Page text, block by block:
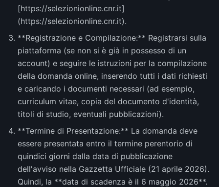
[https://selezionionline.cnr.it]
(https://selezionionline.cnr.it).
**Registrazione e Compilazione:** Registrarsi sulla
piattaforma (se non si è già in possesso di un
account) e seguire le istruzioni per la compilazione
della domanda online, inserendo tutti i dati richiesti
e caricando i documenti necessari (ad esempio,
curriculum vitae, copia del documento d'identità,
titoli di studio, eventuali pubblicazioni).
**Termine di Presentazione:** La domanda deve
essere presentata entro il termine perentorio di
quindici giorni dalla data di pubblicazione
dell'avviso nella Gazzetta Ufficiale (21 aprile 2026).
Quindi, la **data di scadenza è il 6 maggio 2026**.